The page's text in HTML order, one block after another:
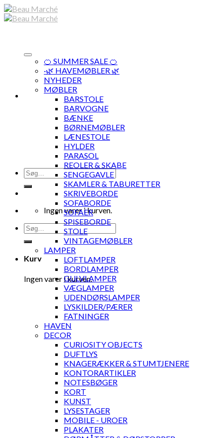
Skip
to
Søg
efter:
Ingen varer i kurven.
Søg
efter:
Kurv
Ingen varer i kurven.
🍊 SUMMER SALE 🍊
·🌿 HAVEMØBLER 🌿
NYHEDER
MØBLER
BARSTOLE
BARVOGNE
BÆNKE
BØRNEMØBLER
LÆNESTOLE
HYLDER
PARASOL
REOLER & SKABE
SENGEGAVLE
SKAMLER & TABURETTER
SKRIVEBORDE
SOFABORDE
SOFAER
SPISEBORDE
STOLE
VINTAGEMØBLER
LAMPER
LOFTLAMPER
BORDLAMPER
GULVLAMPER
VÆGLAMPER
UDENDØRSLAMPER
LYSKILDER/PÆRER
FATNINGER
HAVEN
DECOR
CURIOSITY OBJECTS
DUFTLYS
KNAGERÆKKER & STUMTJENERE
KONTORARTIKLER
NOTESBØGER
KORT
KUNST
LYSESTAGER
MOBILE - UROER
PLAKATER